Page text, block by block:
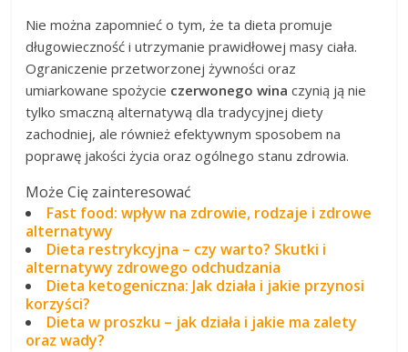
Nie można zapomnieć o tym, że ta dieta promuje
długowieczność i utrzymanie prawidłowej masy ciała.
Ograniczenie przetworzonej żywności oraz
umiarkowane spożycie czerwonego wina czynią ją nie
tylko smaczną alternatywą dla tradycyjnej diety
zachodniej, ale również efektywnym sposobem na
poprawę jakości życia oraz ogólnego stanu zdrowia.
Może Cię zainteresować
Fast food: wpływ na zdrowie, rodzaje i zdrowe
alternatywy
Dieta restrykcyjna – czy warto? Skutki i
alternatywy zdrowego odchudzania
Dieta ketogeniczna: Jak działa i jakie przynosi
korzyści?
Dieta w proszku – jak działa i jakie ma zalety
oraz wady?